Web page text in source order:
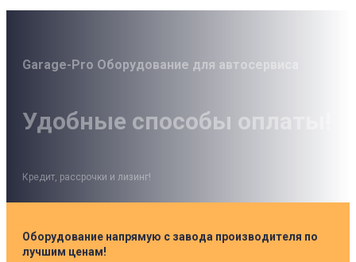
Garage-Pro Оборудование для автосервиса
Удобные способы оплаты!
Кредит, рассрочки и лизинг!
Оборудование напрямую с завода производителя по
лучшим ценам!